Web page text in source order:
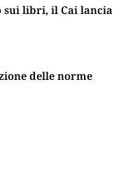
sui libri, il Cai lancia
delle norme